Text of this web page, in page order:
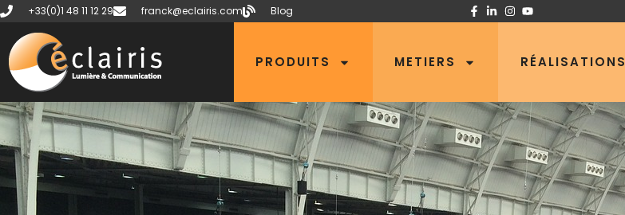
+33(0)1 48 11 12 29 franck@eclairis.com Blog
PRODUITS METIERS RÉALISATIONS